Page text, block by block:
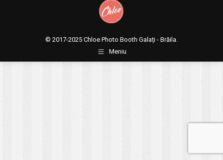
© 2017-2025 Chloe Photo Booth Galați - Brăila.
Meniu